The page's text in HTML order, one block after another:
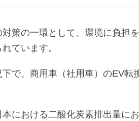
策の一環として、環境に負担
ています。
下で、商用車（社用車）のEV転
本における二酸化炭素排出量に